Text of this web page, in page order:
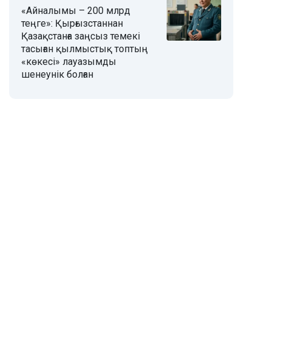
«Айналымы – 200 млрд
теңге»: Қырғызстаннан
Қазақстанға заңсыз темекі
тасыған қылмыстық топтың
«көкесі» лауазымды
шенеунік болған